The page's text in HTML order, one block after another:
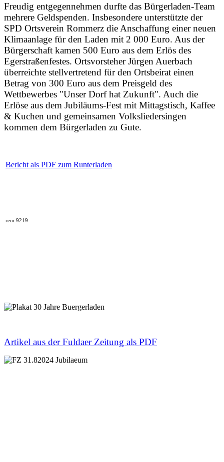
Freudig entgegennehmen durfte das Bürgerladen-Team
mehrere Geldspenden. Insbesondere unterstützte der
SPD Ortsverein Rommerz die Anschaffung einer neuen
Klimaanlage für den Laden mit 2 000 Euro. Aus der
Bürgerschaft kamen 500 Euro aus dem Erlös des
Egerstraßenfestes. Ortsvorsteher Jürgen Auerbach
überreichte stellvertretend für den Ortsbeirat einen
Betrag von 300 Euro aus dem Preisgeld des
Wettbewerbes "Unser Dorf hat Zukunft". Auch die
Erlöse aus dem Jubiläums-Fest mit Mittagstisch, Kaffee
& Kuchen und gemeinsamen Volksliedersingen
kommen dem Bürgerladen zu Gute.
Bericht als PDF zum Runterladen
rem 9219
Artikel aus der Fuldaer Zeitung als PDF